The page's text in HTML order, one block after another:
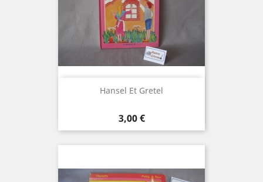
Hansel Et Gretel
Prix
3,00 €